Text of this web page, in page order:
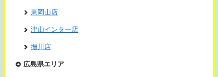
東岡山店
津山インター店
撫川店
広島県エリア